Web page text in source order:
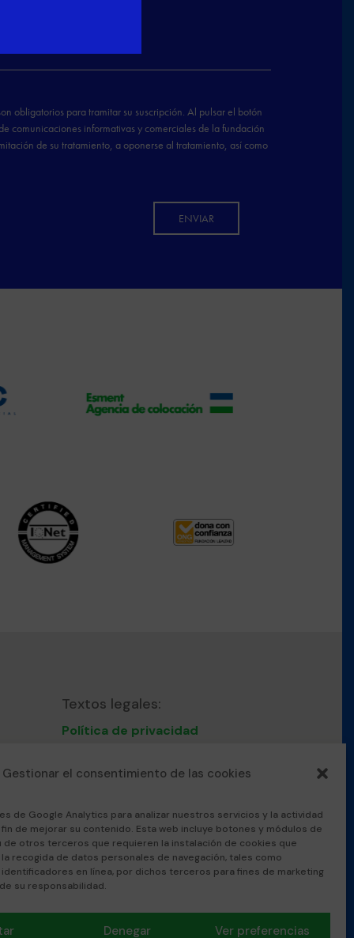
Gestionar el consentimiento de las cookies
de Google Analytics para analizar nuestros servicios y la actividad
de mejorar su contenido. Esta web incluye botones y módulos de
de otros terceros que requieren la instalación de cookies que
recogida de datos personales de navegación, tales como
en línea, por dichos terceros para fines de marketing
su responsabilidad.
Denegar Ver preferencias
Textos legales:
Política de privacidad
Política de cookies